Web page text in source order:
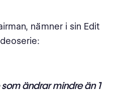
nämner i sin Edit
ändrar mindre än 1